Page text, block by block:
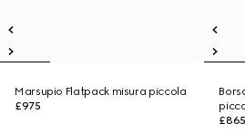
Marsupio Flatpack misura piccola
£975
£865